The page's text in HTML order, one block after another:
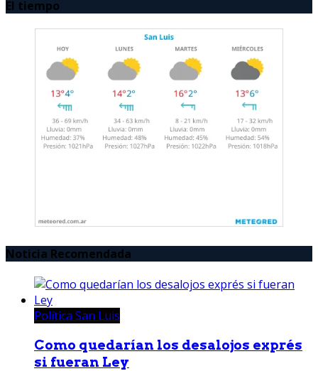
El tiempo
Noticia Recomendada
Política San Luis
Como quedarían los desalojos exprés
si fueran Ley